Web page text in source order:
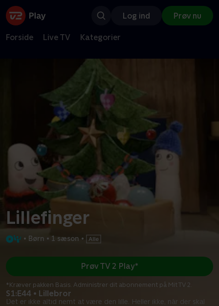
Log ind Prøv nu
Forside Live TV Kategorier
Lillefinger
• Børn • 1 sæson •
S1:E44 • Lillebror
Det er ikke altid nemt at være den lille. Heller ikke, når der skal
Prøv TV 2 Play*
*Kræver pakken Basis. Administrer dit abonnement på Mit TV 2.